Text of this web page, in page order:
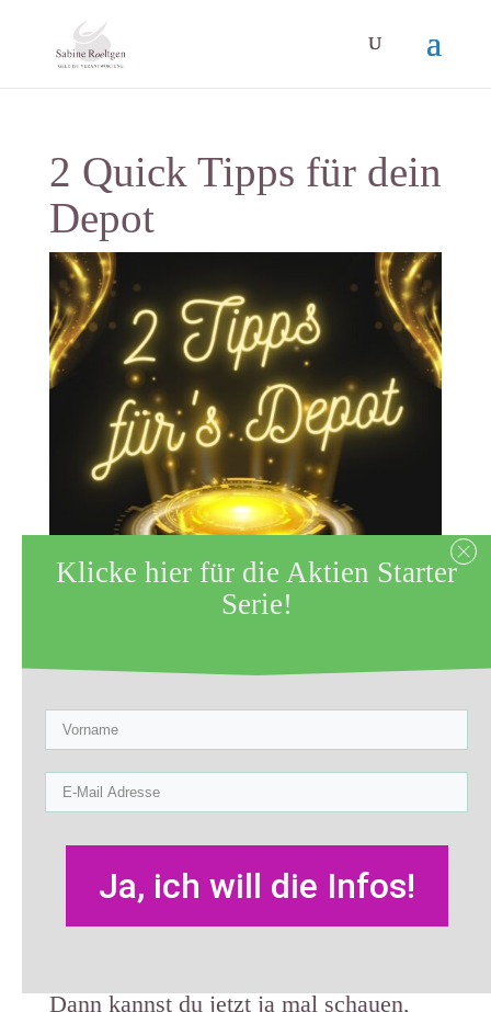
2 Quick Tipps für dein
Depot
Sabine Röltgen
Hier kommen 2 Quick-Tipps für dein
Depot, die du ganz einfach umsetzen
kannst.
Depot-Screenshot
Hast du Anfang des letzten Jahres einen
Dann kannst du jetzt ja mal schauen,
Klicke hier für die Aktien Starter
Serie!
Ja, ich will die Infos!